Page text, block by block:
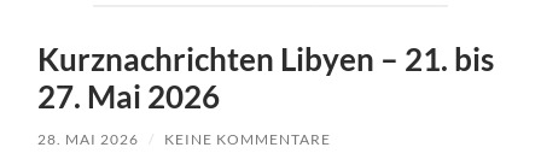
Kurznachrichten Libyen – 21. bis
27. Mai 2026
28. MAI 2026 / KEINE KOMMENTARE